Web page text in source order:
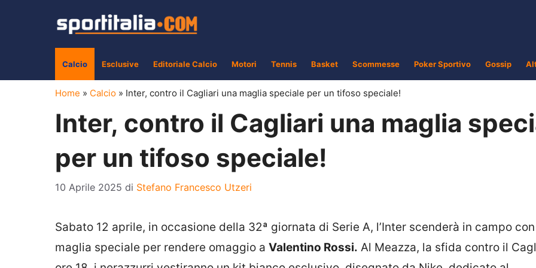
Calcio Esclusive Editoriale Calcio Motori Tennis Basket Scommesse Poker Sportivo Gossip
Home » Calcio » Inter, contro il Cagliari una maglia speciale per un tifoso speciale!
Inter, contro il Cagliari una maglia
per un tifoso speciale!
10 Aprile 2025 di Stefano Francesco Utzeri
Sabato 12 aprile, in occasione della 32ª giornata di Serie A, l’Inter scenderà in campo
maglia speciale per rendere omaggio a Valentino Rossi. Al Meazza, la sfida contro il